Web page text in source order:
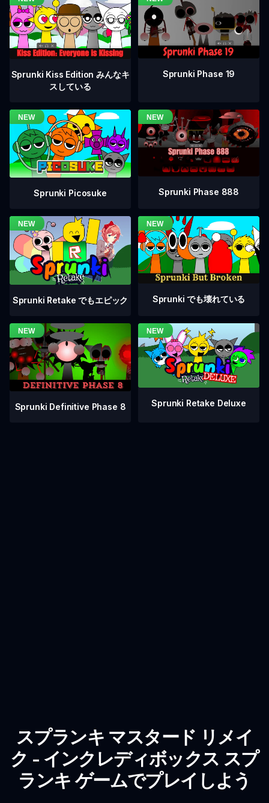
Sprunki Kiss Edition みんなキ
スしている
Sprunki Phase 19
Sprunki Picosuke Sprunki Phase 888
Sprunki Retake でもエピック Sprunki でも壊れている
Sprunki Definitive Phase 8 Sprunki Retake Deluxe
スプランキ マスタード リメイ
ク - インクレディボックス スプ
ランキ ゲームでプレイしよう